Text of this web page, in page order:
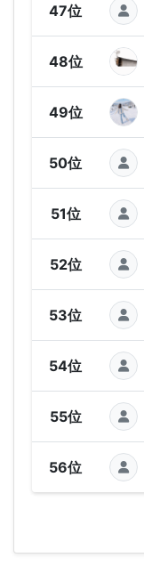
47位
48位
49位
50位
51位
52位
53位
54位
55位
56位